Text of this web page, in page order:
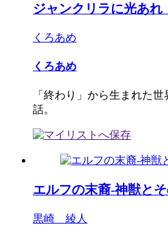
ジャンクリラに光あれ
くろあめ
くろあめ
「終わり」から生まれた
話。
エルフの末裔-神獣と
黒崎 綾人